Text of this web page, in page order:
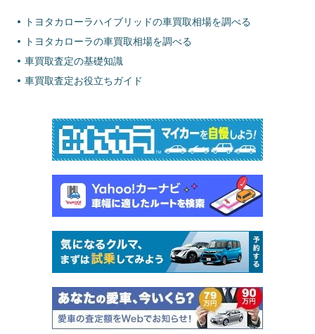
トヨタカローラハイブリッドの車買取相場を調べる
トヨタカローラの車買取相場を調べる
車買取査定の基礎知識
車買取査定お役立ちガイド